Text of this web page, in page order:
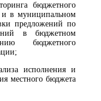
бюджетного
и в муниципальном
предложений по
в бюджетном
бюджетного
исполнения и
местного бюджета